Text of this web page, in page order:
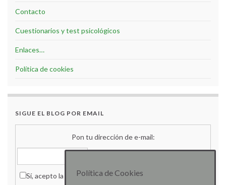
Contacto
Cuestionarios y test psicológicos
Enlaces…
Política de cookies
SIGUE EL BLOG POR EMAIL
Pon tu dirección de e-mail:
Sí, acepto la política de privacidadque declaro haber leído.
Política de Cookies